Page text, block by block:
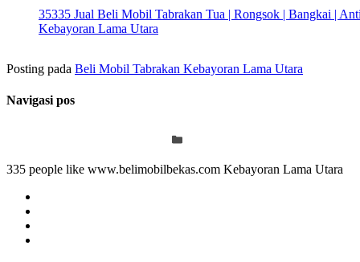
35335 Jual Beli Mobil Tabrakan Tua | Rongsok | Bangkai |
Kebayoran Lama Utara
Posting pada Beli Mobil Tabrakan Kebayoran Lama Utara
Navigasi pos
335 people like www.belimobilbekas.com Kebayoran Lama Utara